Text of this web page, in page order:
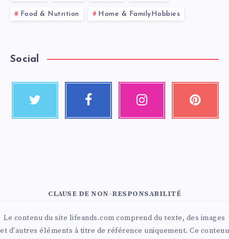
Food & Nutrition Home & FamilyHobbies
Social
CLAUSE DE NON-RESPONSABILITÉ
Le contenu du site lifeands.com comprend du texte, des images
et d'autres éléments à titre de référence uniquement. Ce contenu